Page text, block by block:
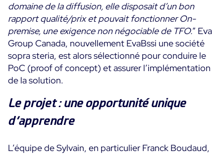
domaine de la diffusion, elle disposait d’un bon
rapport qualité/prix et pouvait fonctionner On-
premise, une exigence non négociable de TFO.” Eva
Group Canada, nouvellement EvaBssi une société
sopra steria, est alors sélectionné pour conduire le
PoC (proof of concept) et assurer l’implémentation
de la solution.
Le projet : une opportunité unique
d’apprendre
L’équipe de Sylvain, en particulier Franck Boudaud,